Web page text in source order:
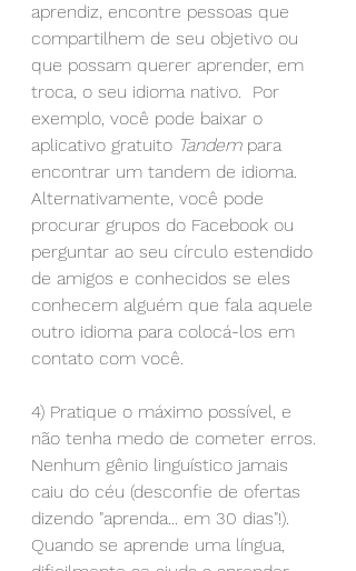
aprendiz, encontre pessoas que
compartilhem de seu objetivo ou
que possam querer aprender, em
troca, o seu idioma nativo.  Por
exemplo, você pode baixar o
aplicativo gratuito Tandem para
encontrar um tandem de idioma.
Alternativamente, você pode
procurar grupos do Facebook ou
perguntar ao seu círculo estendido
de amigos e conhecidos se eles
conhecem alguém que fala aquele
outro idioma para colocá-los em
contato com você.
4) Pratique o máximo possível, e
não tenha medo de cometer erros.
Nenhum gênio linguístico jamais
caiu do céu (desconfie de ofertas
dizendo "aprenda... em 30 dias"!).
Quando se aprende uma língua,